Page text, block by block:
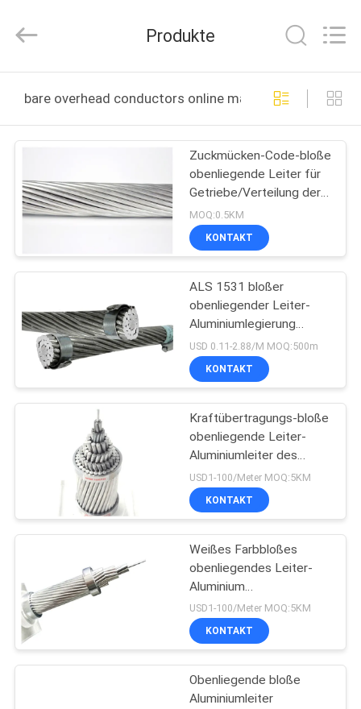
PRODUKTE
VIDEOS
SHOW
ÜBER
UNS
FABRIK
QUALITÄTSKONTROLLE
KONTAKT
NACHRICHTEN
BLOG
(Group)
Rights
Produkte
bare overhead conductors online manufacture
Zuckmücken-Code-bloße
obenliegende Leiter für
Getriebe/Verteilung der
elektrischen Leistung
zeichnet
MOQ:0.5KM
KONTAKT
ALS 1531 bloßer
obenliegender Leiter-
Aluminiumlegierung
AAAC1120
WASSERSTOFF CG
7/4.5mm
USD 0.11-2.88/M MOQ:500m
KONTAKT
Kraftübertragungs-bloße
obenliegende Leiter-
Aluminiumleiter des
Stroms
USD1-100/Meter MOQ:5KM
KONTAKT
Weißes Farbbloßes
obenliegendes Leiter-
Aluminium
angeschwemmter
Aluminiumlegierungs-
Leiter-Stahl verstärkt
USD1-100/Meter MOQ:5KM
KONTAKT
Obenliegende bloße
Aluminiumleiter